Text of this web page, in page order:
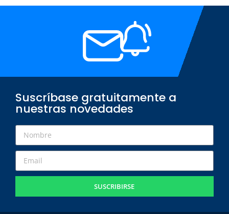
Suscríbase gratuitamente a
nuestras novedades
SUSCRIBIRSE